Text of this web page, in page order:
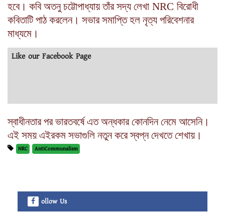
হবে। কবি অতনু চট্টোপাধ্যায় তাঁর সদ্য লেখা NRC বিরোধী
কবিতাটি পাঠ করলেন। সভার সমাপ্তি হল নৃত্য পরিবেশনার
মাধ্যমে।
Like our Facebook Page
স্বাধীনতার পর ভারতবর্ষে এত অন্ধকার কোনদিন নেমে আসেনি।
এই সময় এইরকম সভাগুলি নতুন করে স্বপ্ন দেখতে শেখায়।
NRC AntiCommunalism
ollow Us